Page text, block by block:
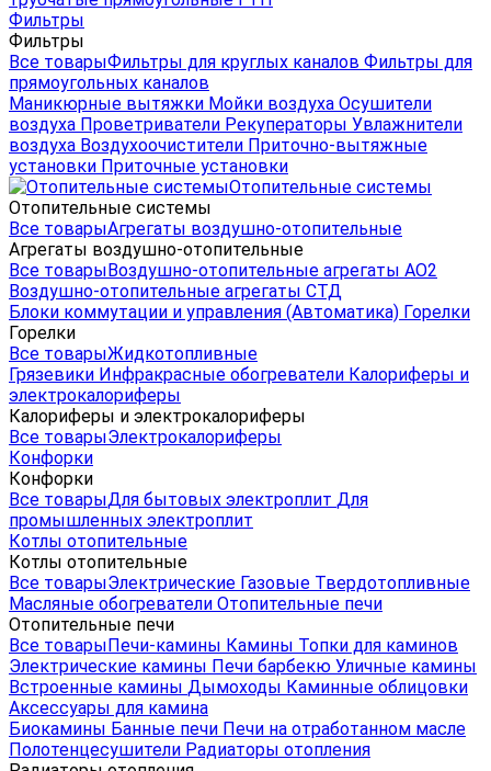
Фильтры
Фильтры
Все товарыФильтры для круглых каналов Фильтры для
прямоугольных каналов
Маникюрные вытяжки Мойки воздуха Осушители
воздуха Проветриватели Рекуператоры Увлажнители
воздуха Воздухоочистители Приточно-вытяжные
установки Приточные установки
Отопительные системы
Отопительные системы
Все товарыАгрегаты воздушно-отопительные
Агрегаты воздушно-отопительные
Все товарыВоздушно-отопительные агрегаты АО2
Воздушно-отопительные агрегаты СТД
Блоки коммутации и управления (Автоматика) Горелки
Горелки
Все товарыЖидкотопливные
Грязевики Инфракрасные обогреватели Калориферы и
электрокалориферы
Калориферы и электрокалориферы
Все товарыЭлектрокалориферы
Конфорки
Конфорки
Все товарыДля бытовых электроплит Для
промышленных электроплит
Котлы отопительные
Котлы отопительные
Все товарыЭлектрические Газовые Твердотопливные
Масляные обогреватели Отопительные печи
Отопительные печи
Все товарыПечи-камины Камины Топки для каминов
Электрические камины Печи барбекю Уличные камины
Встроенные камины Дымоходы Каминные облицовки
Аксессуары для камина
Биокамины Банные печи Печи на отработанном масле
Полотенцесушители Радиаторы отопления